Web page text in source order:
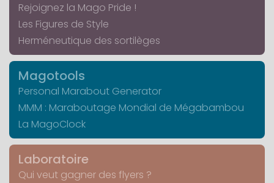
Rejoignez la Mago Pride !
Les Figures de Style
Herméneutique des sortilèges
Magotools
Personal Marabout Generator
MMM : Maraboutage Mondial de Mégabambou
La MagoClock
Laboratoire
Qui veut gagner des flyers ?